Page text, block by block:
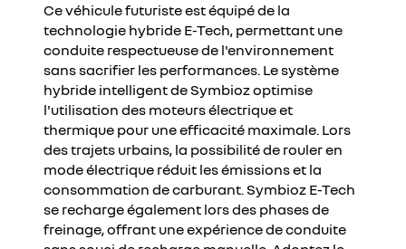
Ce véhicule futuriste est équipé de la
technologie hybride E-Tech, permettant une
conduite respectueuse de l'environnement
sans sacrifier les performances. Le système
hybride intelligent de Symbioz optimise
l'utilisation des moteurs électrique et
thermique pour une efficacité maximale. Lors
des trajets urbains, la possibilité de rouler en
mode électrique réduit les émissions et la
consommation de carburant. Symbioz E-Tech
se recharge également lors des phases de
freinage, offrant une expérience de conduite